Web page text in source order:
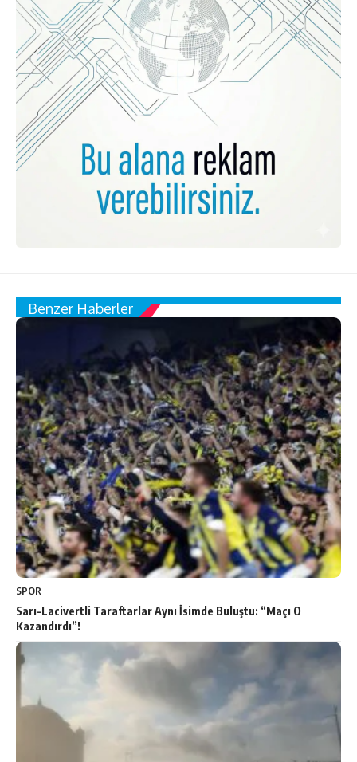
Benzer Haberler
SPOR
Sarı-Lacivertli Taraftarlar Aynı İsimde Buluştu: “Maçı O
Kazandırdı”!